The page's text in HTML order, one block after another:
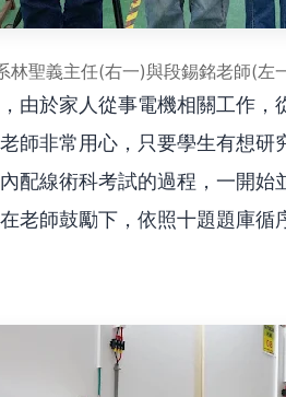
聖義主任(右一)與段錫銘老師(左
由於家人從事電機相關工作
師非常用心，只要學生有想
配線術科考試的過程，一開
老師鼓勵下，依照十題題庫